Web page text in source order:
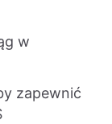
w
zapewnić